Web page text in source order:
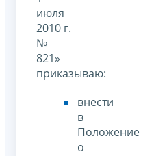
июля
2010 г.
№
821»
приказываю:
внести
в
Положение
о